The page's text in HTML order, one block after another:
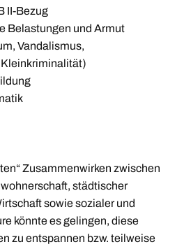
II-Bezug
Belastungen und Armut
Vandalismus,
Zusammenwirken zwischen
städtischer
sowie sozialer und
könnte es gelingen, diese
zu entspannen bzw. teilweise